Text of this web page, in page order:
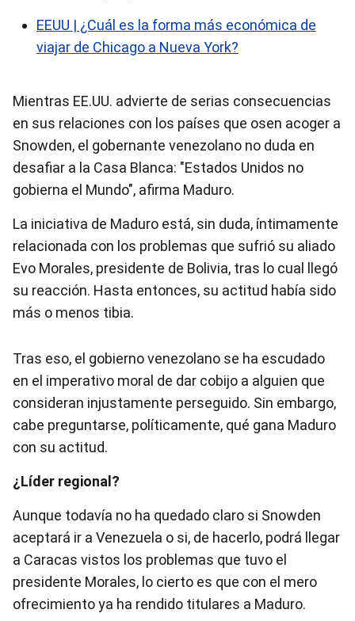
EEUU | ¿Cuál es la forma más económica de
viajar de Chicago a Nueva York?
Mientras EE.UU. advierte de serias consecuencias
en sus relaciones con los países que osen acoger a
Snowden, el gobernante venezolano no duda en
desafiar a la Casa Blanca: "Estados Unidos no
gobierna el Mundo", afirma Maduro.
La iniciativa de Maduro está, sin duda, íntimamente
relacionada con los problemas que sufrió su aliado
Evo Morales, presidente de Bolivia, tras lo cual llegó
su reacción. Hasta entonces, su actitud había sido
más o menos tibia.
Tras eso, el gobierno venezolano se ha escudado
en el imperativo moral de dar cobijo a alguien que
consideran injustamente perseguido. Sin embargo,
cabe preguntarse, políticamente, qué gana Maduro
con su actitud.
¿Líder regional?
Aunque todavía no ha quedado claro si Snowden
aceptará ir a Venezuela o si, de hacerlo, podrá llegar
a Caracas vistos los problemas que tuvo el
presidente Morales, lo cierto es que con el mero
ofrecimiento ya ha rendido titulares a Maduro.